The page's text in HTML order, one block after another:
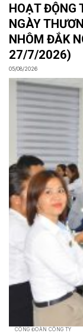
HOẠT ĐỘNG
NGÀY
NHÔM ĐẮK
27/7/2026)
05/08/2026
CÔNG ĐOÀN CÔNG TY